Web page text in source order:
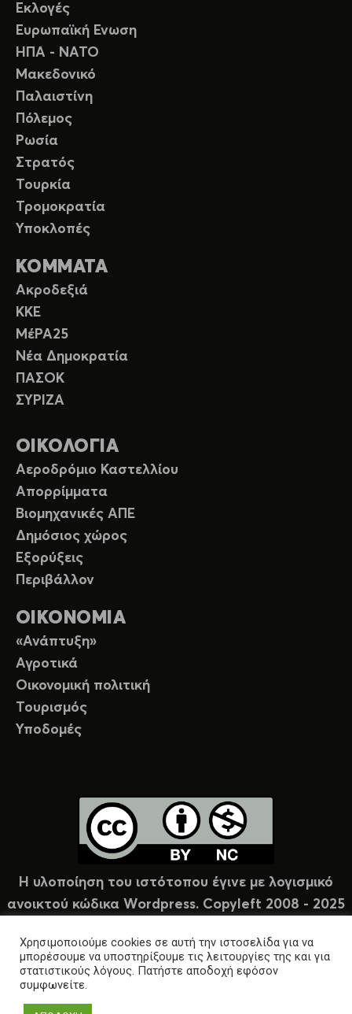
Εκλογές
Ευρωπαϊκή Ενωση
ΗΠΑ - ΝΑΤΟ
Μακεδονικό
Παλαιστίνη
Πόλεμος
Ρωσία
Στρατός
Τουρκία
Τρομοκρατία
Υποκλοπές
ΚΟΜΜΑΤΑ
Ακροδεξιά
ΚΚΕ
ΜέΡΑ25
Νέα Δημοκρατία
ΠΑΣΟΚ
ΣΥΡΙΖΑ
ΟΙΚΟΛΟΓΙΑ
Αεροδρόμιο Καστελλίου
Απορρίμματα
Βιομηχανικές ΑΠΕ
Δημόσιος χώρος
Εξορύξεις
Περιβάλλον
ΟΙΚΟΝΟΜΙΑ
«Ανάπτυξη»
Αγροτικά
Οικονομική πολιτική
Τουρισμός
Υποδομές
Η υλοποίηση του ιστότοπου έγινε με λογισμικό
ανοικτού κώδικα Wordpress. Copyleft 2008 - 2025
Χρησιμοποιούμε cookies σε αυτή την ιστοσελίδα για να
μπορέσουμε να υποστηρίξουμε τις λειτουργίες της και για
στατιστικούς λόγους. Πατήστε αποδοχή εφόσον
συμφωνείτε.